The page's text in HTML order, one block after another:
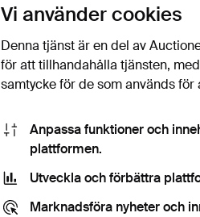
Vi använder cookies
Denna tjänst är en del av
för att tillhandahålla tjänsten,
samtycke för de som används för
Anpassa funktioner och
plattformen.
Utveckla och förbättra
Marknadsföra nyheter och